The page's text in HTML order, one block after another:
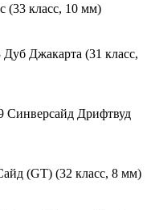
(33 класс, 10 мм)
Джакарта (31 класс,
Синверсайд Дрифтвуд
(GT) (32 класс, 8 мм)